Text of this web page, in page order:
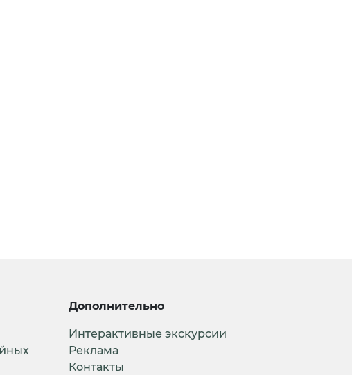
Дополнительно
Интерактивные экскурсии
Реклама
Контакты